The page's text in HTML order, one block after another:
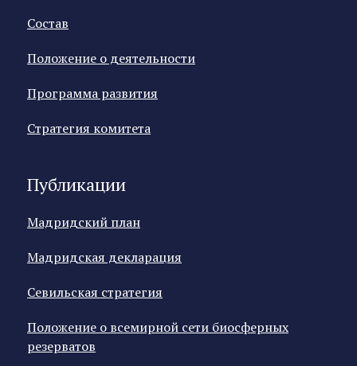
Состав
Положение о деятельности
Программа развития
Стратегия комитета
Публикации
Мадридский план
Мадридская декларация
Севильская стратегия
Положение о всемирной сети биосферных
резерватов